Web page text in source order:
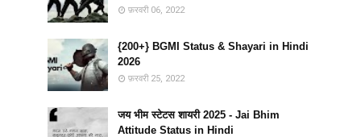
फ़रवरी 06, 2022
{200+} BGMI Status & Shayari in Hindi
2026
फ़रवरी 25, 2022
जय भीम स्टेटस शायरी 2025 - Jai Bhim
Attitude Status in Hindi